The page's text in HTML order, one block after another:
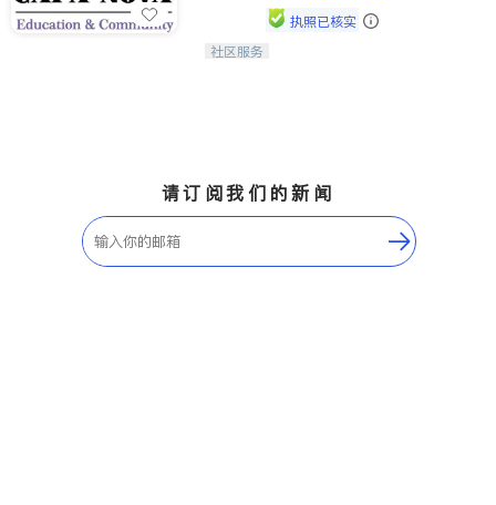
执照已核实
连接家长与社会，赋能孩子与下一代，
社区服务
请订阅我们的新闻